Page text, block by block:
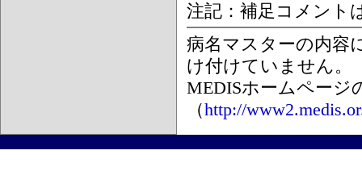
注記：補足コメント
病名マスターの内容
け付けていません。
MEDISホームページ
（http://